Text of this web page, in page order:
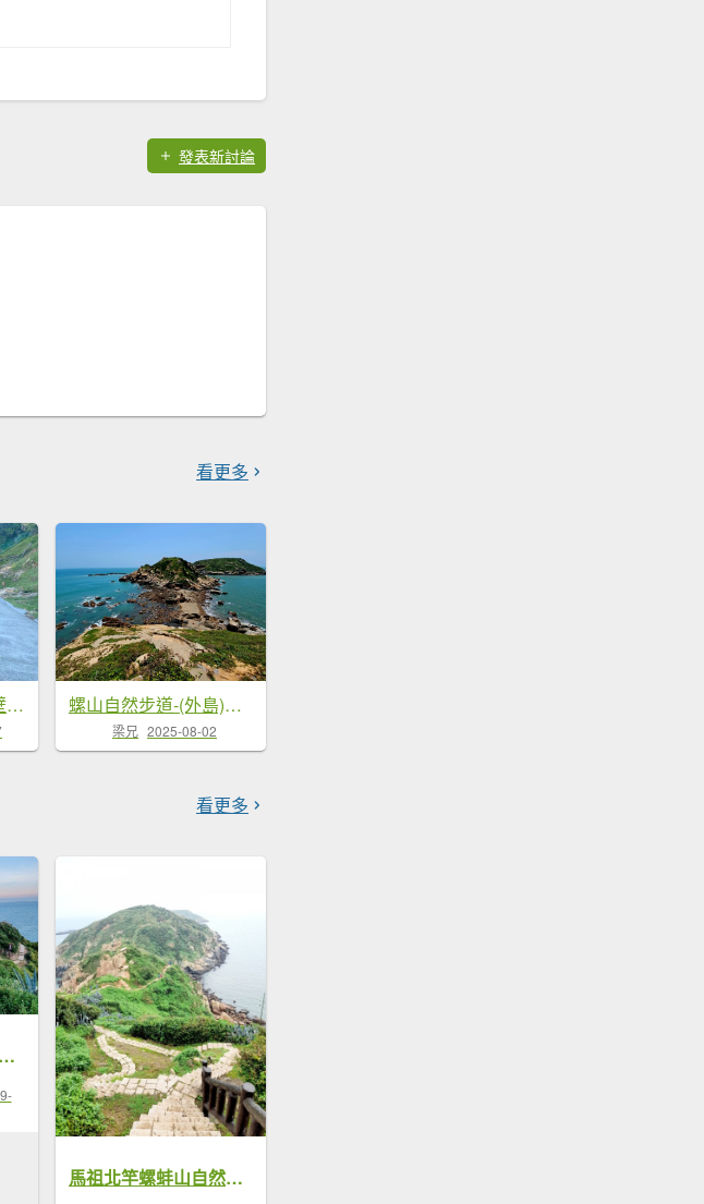
發表新討論
看更多
大坵島.螺山步道.芹壁步道.壁山【簡直比出國還精采的馬祖北竿島】 螺山自然步道-(外島)臺灣百大必訪步道
梁兄 2025-08-02
看更多
【馬祖北竿】以為行至天涯海角~超美的海景步道。 台灣百大必訪步道~螺山自然步道
馬祖北竿螺蚌山自然步道